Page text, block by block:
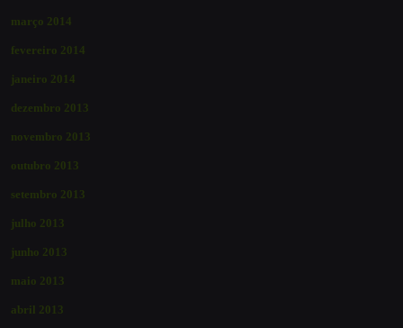
março 2014
fevereiro 2014
janeiro 2014
dezembro 2013
novembro 2013
outubro 2013
setembro 2013
julho 2013
junho 2013
maio 2013
abril 2013